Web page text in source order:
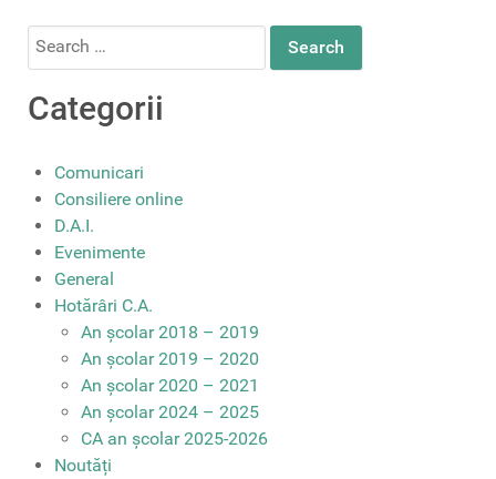
Search
Categorii
Comunicari
Consiliere online
D.A.I.
Evenimente
General
Hotărâri C.A.
An școlar 2018 – 2019
An școlar 2019 – 2020
An școlar 2020 – 2021
An școlar 2024 – 2025
CA an școlar 2025-2026
Noutăți